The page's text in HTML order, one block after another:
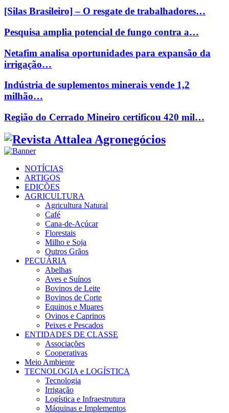
[Silas Brasileiro] – O resgate de trabalhadores…
Pesquisa amplia potencial de fungo contra a…
Netafim analisa oportunidades para expansão da
irrigação…
Indústria de suplementos minerais vende 1,2
milhão…
Região do Cerrado Mineiro certificou 420 mil…
Facebook
Twitter
Instagram
Linkedin
Youtube
Email
NOTÍCIAS
ARTIGOS
EDIÇÕES
AGRICULTURA
Agricultura Natural
Café
Cana-de-Açúcar
Florestais
Milho e Soja
Outros Grãos
PECUÁRIA
Abelhas
Aves e Suínos
Bovinos de Leite
Bovinos de Corte
Equinos e Muares
Ovinos e Caprinos
Peixes e Pescados
ENTIDADES DE CLASSE
Associações
Cooperativas
Meio Ambiente
TECNOLOGIA e LOGÍSTICA
Tecnologia
Irrigação
Logística e Infraestrutura
Máquinas e Implementos